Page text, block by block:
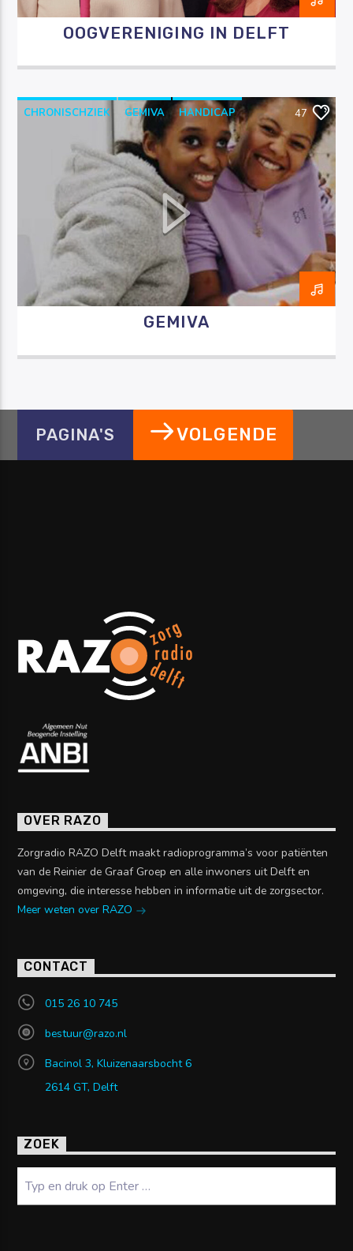
OOGVERENIGING IN DELFT
CHRONISCHZIEK GEMIVA
HANDICAP
WOONLOCATIES
47
GEMIVA
PAGINA'S VOLGENDE
OVER RAZO
Zorgradio RAZO Delft maakt radioprogramma’s voor patiënten
van de Reinier de Graaf Groep en alle inwoners uit Delft en
omgeving, die interesse hebben in informatie uit de zorgsector.
Meer weten over RAZO
CONTACT
015 26 10 745
bestuur@razo.nl
Bacinol 3, Kluizenaarsbocht 6
2614 GT, Delft
ZOEK